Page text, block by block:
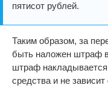
пятисот рублей.
Таким образом, за
быть наложен штраф
штраф накладывается
средства и не